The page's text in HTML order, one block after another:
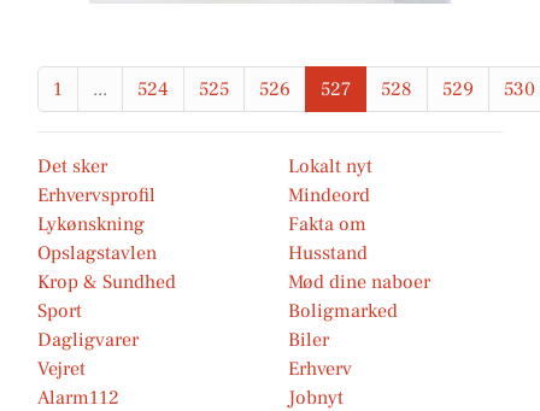
1 ... 524 525 526 527 528 529 530
Det sker
Lokalt nyt
Erhvervsprofil
Mindeord
Lykønskning
Fakta om
Opslagstavlen
Husstand
Krop & Sundhed
Mød dine naboer
Sport
Boligmarked
Dagligvarer
Biler
Vejret
Erhverv
Alarm112
Jobnyt